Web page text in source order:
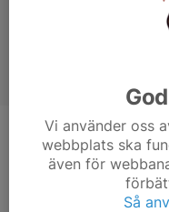
Ålder 80
Vi använder oss
webbplats ska
även för
Så